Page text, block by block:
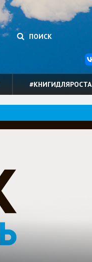
ПОИСК
#КНИГИДЛЯРОСТА